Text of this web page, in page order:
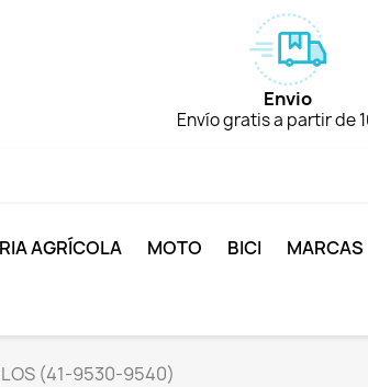
Envio
Envío gratis a partir de
AGRÍCOLA MOTO BICI MARCAS
(41-9530-9540)